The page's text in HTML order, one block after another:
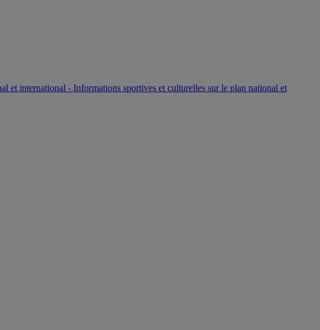
et international - Informations sportives et culturelles sur le plan national et